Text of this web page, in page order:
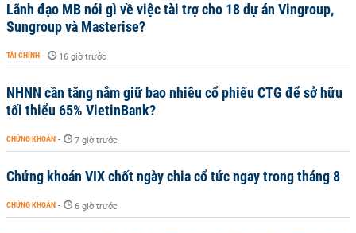
Lãnh đạo MB nói gì về việc tài trợ cho 18 dự án Vingroup,
Sungroup và Masterise?
TÀI CHÍNH - 16 giờ trước
NHNN cần tăng nắm giữ bao nhiêu cổ phiếu CTG để sở hữu
tối thiểu 65% VietinBank?
CHỨNG KHOÁN - 7 giờ trước
Chứng khoán VIX chốt ngày chia cổ tức ngay trong tháng 8
CHỨNG KHOÁN - 6 giờ trước